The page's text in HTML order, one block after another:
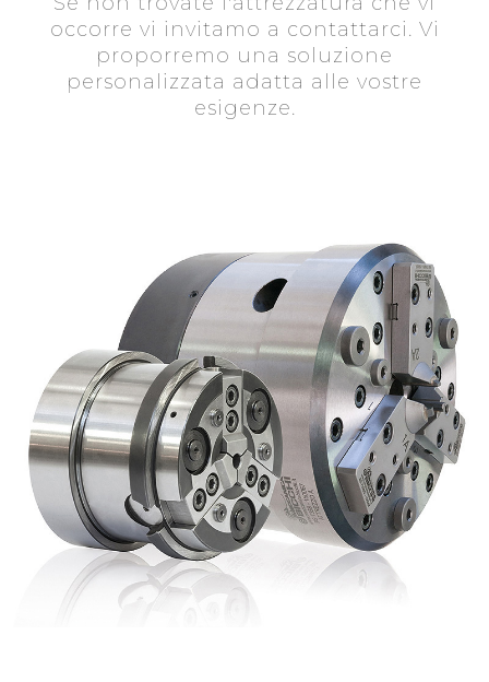
occorre vi invitamo a contattarci. Vi
proporremo una soluzione
personalizzata adatta alle vostre
esigenze.